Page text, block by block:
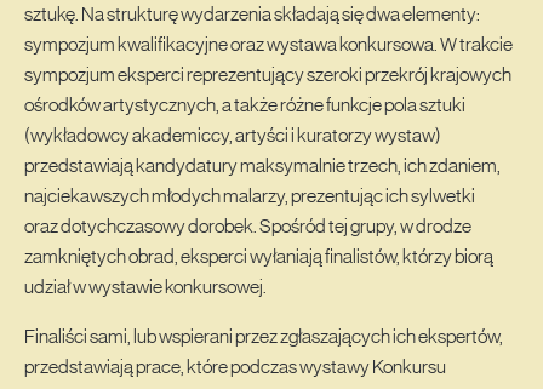
sztukę. Na strukturę wydarzenia składają się dwa elementy:
sympozjum kwalifikacyjne oraz wystawa konkursowa. W trakcie
sympozjum eksperci reprezentujący szeroki przekrój krajowych
ośrodków artystycznych, a także różne funkcje pola sztuki
(wykładowcy akademiccy, artyści i kuratorzy wystaw)
przedstawiają kandydatury maksymalnie trzech, ich zdaniem,
najciekawszych młodych malarzy, prezentując ich sylwetki
oraz dotychczasowy dorobek. Spośród tej grupy, w drodze
zamkniętych obrad, eksperci wyłaniają finalistów, którzy biorą
udział w wystawie konkursowej.
Finaliści sami, lub wspierani przez zgłaszających ich ekspertów,
przedstawiają prace, które podczas wystawy Konkursu